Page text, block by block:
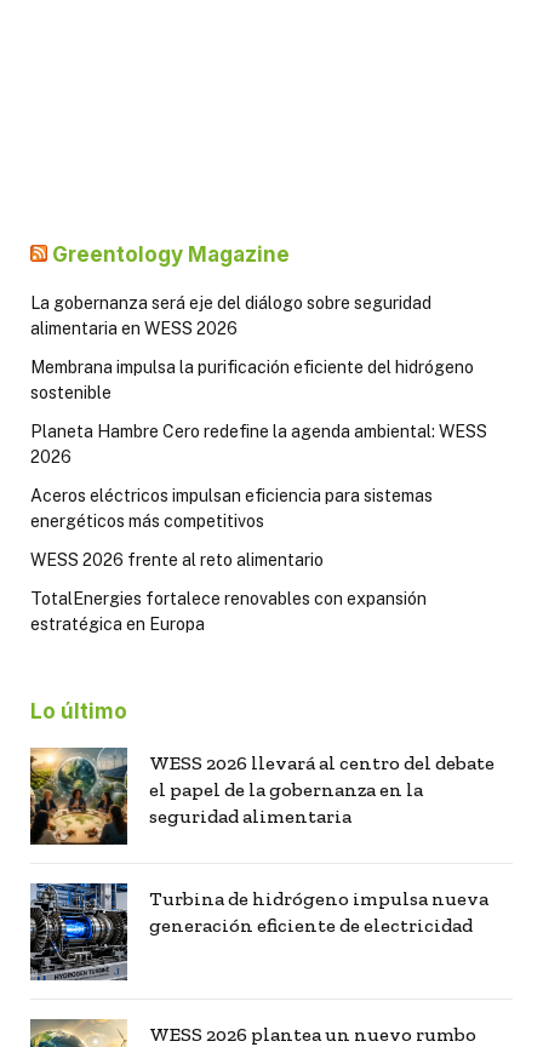
Greentology Magazine
La gobernanza será eje del diálogo sobre seguridad
alimentaria en WESS 2026
Membrana impulsa la purificación eficiente del hidrógeno
sostenible
Planeta Hambre Cero redefine la agenda ambiental: WESS
2026
Aceros eléctricos impulsan eficiencia para sistemas
energéticos más competitivos
WESS 2026 frente al reto alimentario
TotalEnergies fortalece renovables con expansión
estratégica en Europa
Lo último
WESS 2026 llevará al centro del debate
el papel de la gobernanza en la
seguridad alimentaria
Turbina de hidrógeno impulsa nueva
generación eficiente de electricidad
WESS 2026 plantea un nuevo rumbo